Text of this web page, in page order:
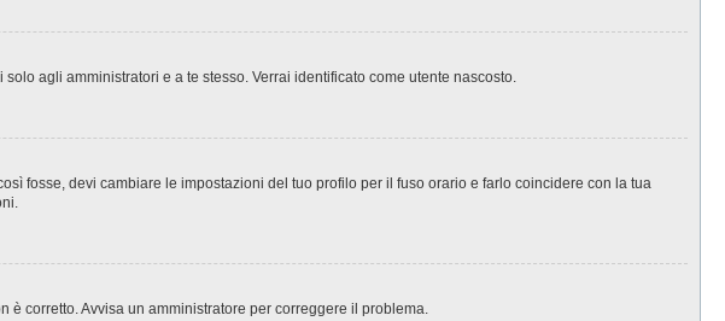
agli amministratori e a te stesso. Verrai identificato come utente nascosto.
fosse, devi cambiare le impostazioni del tuo profilo per il fuso orario e farlo coincidere con la tua
è corretto. Avvisa un amministratore per correggere il problema.